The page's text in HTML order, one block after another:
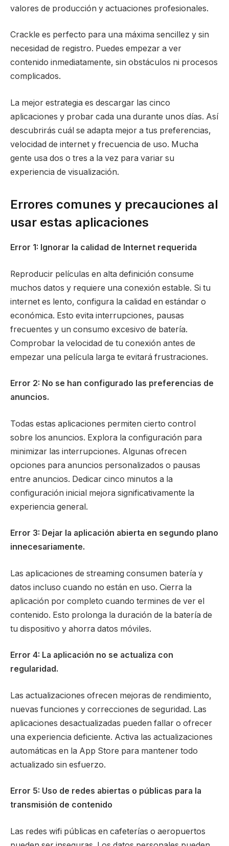
valores de producción y actuaciones profesionales.
Crackle es perfecto para una máxima sencillez y sin
necesidad de registro. Puedes empezar a ver
contenido inmediatamente, sin obstáculos ni procesos
complicados.
La mejor estrategia es descargar las cinco
aplicaciones y probar cada una durante unos días. Así
descubrirás cuál se adapta mejor a tus preferencias,
velocidad de internet y frecuencia de uso. Mucha
gente usa dos o tres a la vez para variar su
experiencia de visualización.
Errores comunes y precauciones al
usar estas aplicaciones
Error 1: Ignorar la calidad de Internet requerida
Reproducir películas en alta definición consume
muchos datos y requiere una conexión estable. Si tu
internet es lento, configura la calidad en estándar o
económica. Esto evita interrupciones, pausas
frecuentes y un consumo excesivo de batería.
Comprobar la velocidad de tu conexión antes de
empezar una película larga te evitará frustraciones.
Error 2: No se han configurado las preferencias de
anuncios.
Todas estas aplicaciones permiten cierto control
sobre los anuncios. Explora la configuración para
minimizar las interrupciones. Algunas ofrecen
opciones para anuncios personalizados o pausas
entre anuncios. Dedicar cinco minutos a la
configuración inicial mejora significativamente la
experiencia general.
Error 3: Dejar la aplicación abierta en segundo plano
innecesariamente.
Las aplicaciones de streaming consumen batería y
datos incluso cuando no están en uso. Cierra la
aplicación por completo cuando termines de ver el
contenido. Esto prolonga la duración de la batería de
tu dispositivo y ahorra datos móviles.
Error 4: La aplicación no se actualiza con
regularidad.
Las actualizaciones ofrecen mejoras de rendimiento,
nuevas funciones y correcciones de seguridad. Las
aplicaciones desactualizadas pueden fallar o ofrecer
una experiencia deficiente. Activa las actualizaciones
automáticas en la App Store para mantener todo
actualizado sin esfuerzo.
Error 5: Uso de redes abiertas o públicas para la
transmisión de contenido
Las redes wifi públicas en cafeterías o aeropuertos